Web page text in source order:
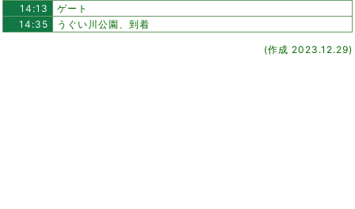
14:13
ゲート
14:35
うぐい川公園、到着
(作成 2023.12.29)